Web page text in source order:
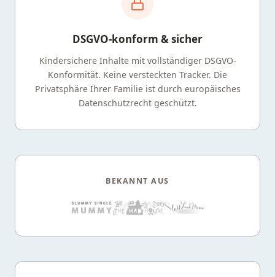
DSGVO-konform & sicher
Kindersichere Inhalte mit vollständiger DSGVO-
Konformität. Keine versteckten Tracker. Die
Privatsphäre Ihrer Familie ist durch europäisches
Datenschutzrecht geschützt.
BEKANNT AUS